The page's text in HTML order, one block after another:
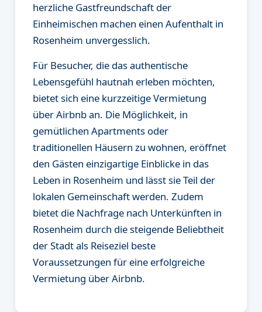
herzliche Gastfreundschaft der
Einheimischen machen einen Aufenthalt in
Rosenheim unvergesslich.
Für Besucher, die das authentische
Lebensgefühl hautnah erleben möchten,
bietet sich eine kurzzeitige Vermietung
über Airbnb an. Die Möglichkeit, in
gemütlichen Apartments oder
traditionellen Häusern zu wohnen, eröffnet
den Gästen einzigartige Einblicke in das
Leben in Rosenheim und lässt sie Teil der
lokalen Gemeinschaft werden. Zudem
bietet die Nachfrage nach Unterkünften in
Rosenheim durch die steigende Beliebtheit
der Stadt als Reiseziel beste
Voraussetzungen für eine erfolgreiche
Vermietung über Airbnb.